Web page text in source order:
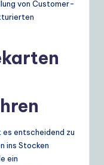
von Customer-
entscheidend zu
ins Stocken
ein